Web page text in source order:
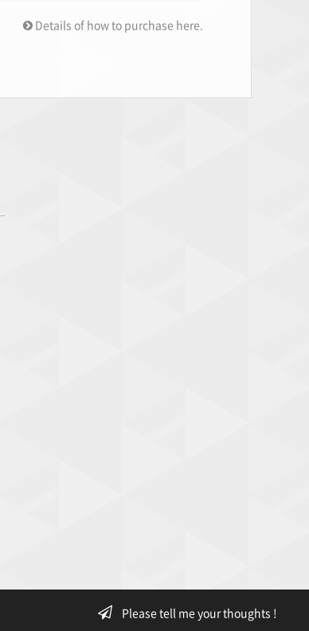
Details of how to purchase here.
Please tell me your thoughts !